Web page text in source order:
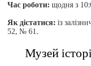
Час роботи: щодня з
Як дістатися: із
52, № 61.
Музей